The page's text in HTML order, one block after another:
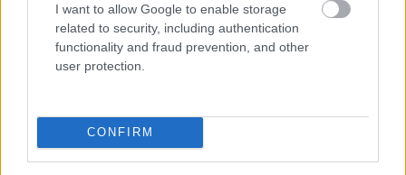
I want to allow Google to enable storage
related to security, including authentication
functionality and fraud prevention, and other
user protection.
CONFIRM
Μέσα σε αυτή την αδιανόητη τραγωδία, η ιστορία
αυτής της μητέρας που κράτησε τα παιδιά της
ακόμη και στις πιο σκοτεινές στιγμές, ηαγάπη
μπορεί να γίνει η πιο δυνατή ελπίδα.